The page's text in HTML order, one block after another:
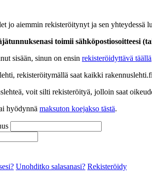
jo aiemmin rekisteröitynyt ja sen yhteydessä
toimii sähköpostiosoitteesi
sisään, sinun on ensin rekisteröidyttävä täällä
rekisteröitymällä saat kaikki
voit silti rekisteröityä, jolloin saat
hyödynnä maksuton koejakso tästä.
Unohditko salasanasi? Rekisteröidy